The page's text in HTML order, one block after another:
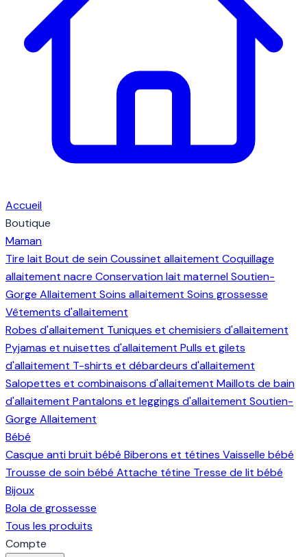
Accueil
Boutique
Maman
Tire lait Bout de seinCoussinet allaitement Coquillage
allaitement nacre Conservation lait maternelSoutien-
Gorge Allaitement Soins allaitement Soins grossesse
Vêtements d'allaitement
Robes d'allaitement Tuniques et chemisiers d'allaitement
Pyjamas et nuisettes d'allaitement Pulls et gilets
d'allaitement T-shirts et débardeurs d'allaitement
Salopettes et combinaisons d'allaitement Maillots de bain
d'allaitement Pantalons et leggings d'allaitement Soutien-
Gorge Allaitement
Bébé
Casque anti bruit bébé Biberons et tétines Vaisselle bébé
Trousse de soin bébé Attache tétine Tresse de lit bébé
Bijoux
Bola de grossesse
Tous les produits
Compte